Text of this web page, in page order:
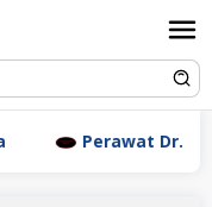
Perawat Dr. Triyanti